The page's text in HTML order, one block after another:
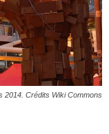
2014. Crédits Wiki Commons